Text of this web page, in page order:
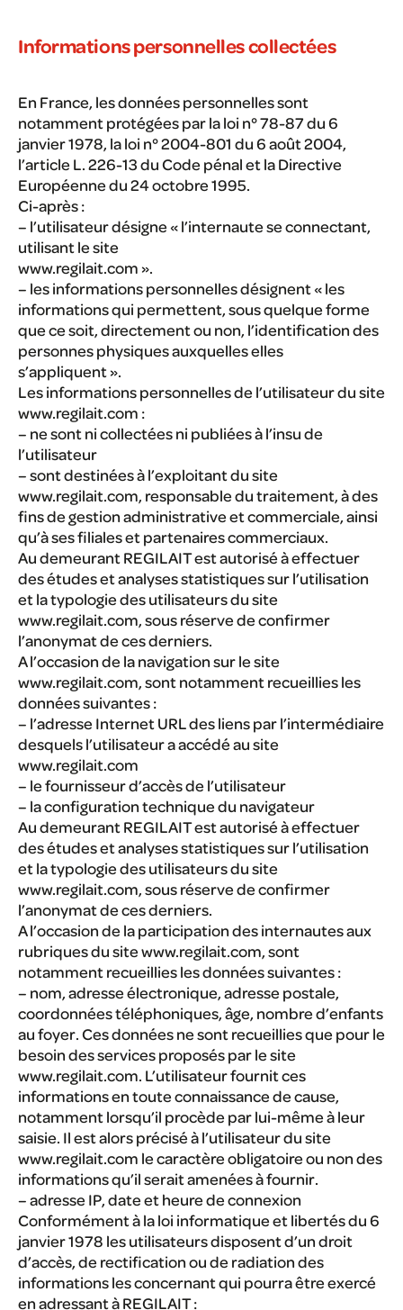
Informations personnelles collectées
En France, les données personnelles sont
notamment protégées par la loi n° 78-87 du 6
janvier 1978, la loi n° 2004-801 du 6 août 2004,
l’article L. 226-13 du Code pénal et la Directive
Européenne du 24 octobre 1995.
Ci-après :
– l’utilisateur désigne « l’internaute se connectant,
utilisant le site
www.regilait.com ».
– les informations personnelles désignent « les
informations qui permettent, sous quelque forme
que ce soit, directement ou non, l’identification des
personnes physiques auxquelles elles
s’appliquent ».
Les informations personnelles de l’utilisateur du site
www.regilait.com :
– ne sont ni collectées ni publiées à l’insu de
l’utilisateur
– sont destinées à l’exploitant du site
www.regilait.com, responsable du traitement, à des
fins de gestion administrative et commerciale, ainsi
qu’à ses filiales et partenaires commerciaux.
Au demeurant REGILAIT est autorisé à effectuer
des études et analyses statistiques sur l’utilisation
et la typologie des utilisateurs du site
www.regilait.com, sous réserve de confirmer
l’anonymat de ces derniers.
A l’occasion de la navigation sur le site
www.regilait.com, sont notamment recueillies les
données suivantes :
– l’adresse Internet URL des liens par l’intermédiaire
desquels l’utilisateur a accédé au site
www.regilait.com
– le fournisseur d’accès de l’utilisateur
– la configuration technique du navigateur
Au demeurant REGILAIT est autorisé à effectuer
des études et analyses statistiques sur l’utilisation
et la typologie des utilisateurs du site
www.regilait.com, sous réserve de confirmer
l’anonymat de ces derniers.
A l’occasion de la participation des internautes aux
rubriques du site www.regilait.com, sont
notamment recueillies les données suivantes :
– nom, adresse électronique, adresse postale,
coordonnées téléphoniques, âge, nombre d’enfants
au foyer. Ces données ne sont recueillies que pour le
besoin des services proposés par le site
www.regilait.com. L’utilisateur fournit ces
informations en toute connaissance de cause,
notamment lorsqu’il procède par lui-même à leur
saisie. Il est alors précisé à l’utilisateur du site
www.regilait.com le caractère obligatoire ou non des
informations qu’il serait amenées à fournir.
– adresse IP, date et heure de connexion
Conformément à la loi informatique et libertés du 6
janvier 1978 les utilisateurs disposent d’un droit
d’accès, de rectification ou de radiation des
informations les concernant qui pourra être exercé
en adressant à REGILAIT :